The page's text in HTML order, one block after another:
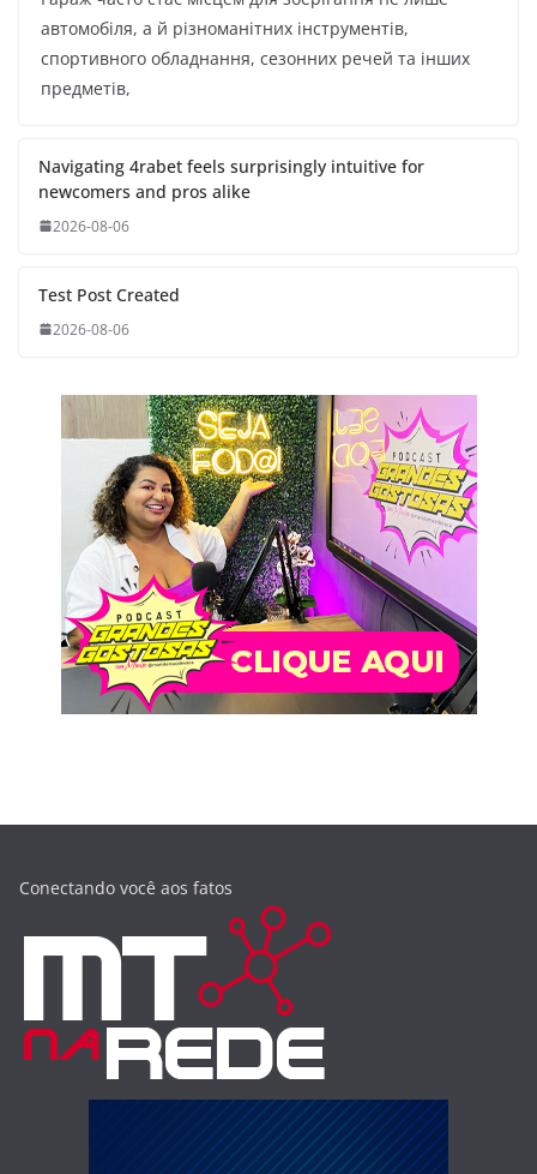
автомобіля, а й різноманітних інструментів,
спортивного обладнання, сезонних речей та інших
предметів,
Navigating 4rabet feels surprisingly intuitive for
newcomers and pros alike
2026-08-06
Test Post Created
2026-08-06
Conectando você aos fatos